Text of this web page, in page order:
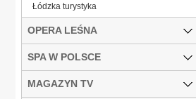
Łódzka turystyka
OPERA LEŚNA
SPA W POLSCE
MAGAZYN TV